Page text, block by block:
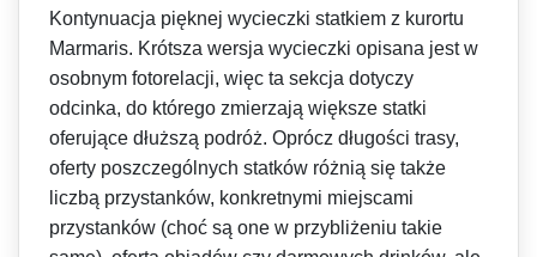
Kontynuacja pięknej wycieczki statkiem z kurortu
Marmaris. Krótsza wersja wycieczki opisana jest w
osobnym fotorelacji, więc ta sekcja dotyczy
odcinka, do którego zmierzają większe statki
oferujące dłuższą podróż. Oprócz długości trasy,
oferty poszczególnych statków różnią się także
liczbą przystanków, konkretnymi miejscami
przystanków (choć są one w przybliżeniu takie